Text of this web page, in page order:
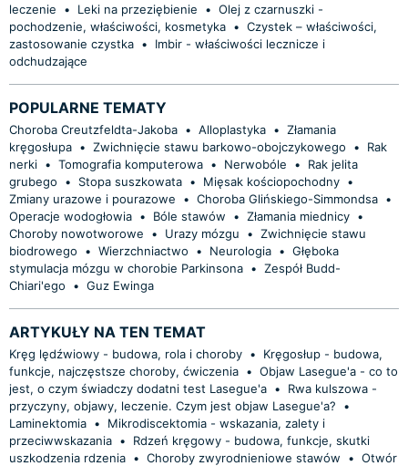
leczenie
• Leki na przeziębienie • Olej z czarnuszki -
pochodzenie, właściwości, kosmetyka • Czystek – właściwości,
zastosowanie czystka •
Imbir - właściwości lecznicze i
odchudzające
POPULARNE TEMATY
Choroba Creutzfeldta-Jakoba • Alloplastyka • Złamania
kręgosłupa • Zwichnięcie stawu barkowo-obojczykowego •
Rak
nerki • Tomografia komputerowa • Nerwobóle •
Rak jelita
grubego
• Stopa suszkowata • Mięsak kościopochodny •
Zmiany urazowe i pourazowe
• Choroba Glińskiego-Simmondsa •
Operacje wodogłowia • Bóle stawów • Złamania miednicy •
Choroby nowotworowe
• Urazy mózgu • Zwichnięcie stawu
biodrowego
• Wierzchniactwo • Neurologia • Głęboka
stymulacja mózgu w chorobie Parkinsona • Zespół Budd-
Chiari'ego
• Guz Ewinga
ARTYKUŁY NA TEN TEMAT
Kręg lędźwiowy - budowa, rola i choroby •
Kręgosłup - budowa,
funkcje, najczęstsze choroby, ćwiczenia • Objaw Lasegue'a - co to
jest, o czym świadczy dodatni test Lasegue'a •
Rwa kulszowa -
przyczyny, objawy, leczenie. Czym jest objaw Lasegue'a?
•
Laminektomia •
Mikrodiscektomia - wskazania, zalety i
przeciwwskazania •
Rdzeń kręgowy - budowa, funkcje, skutki
uszkodzenia rdzenia • Choroby zwyrodnieniowe stawów • Otwór